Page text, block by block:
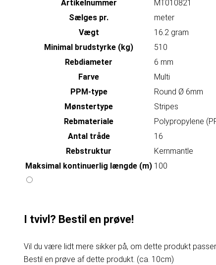
Artikelnummer
MT010821
Sælges pr.
meter
Vægt
16.2 gram
Minimal brudstyrke (kg)
510
Rebdiameter
6 mm
Farve
Multi
PPM-type
Round Ø 6mm
Mønstertype
Stripes
Rebmateriale
Polypropylene
Antal tråde
16
Rebstruktur
Kernmantle
Maksimal kontinuerlig længde (m) 100
I tvivl? Bestil en prøve!
Vil du være lidt mere sikker på, om dette produkt
Bestil en prøve af dette produkt. (ca. 10cm)